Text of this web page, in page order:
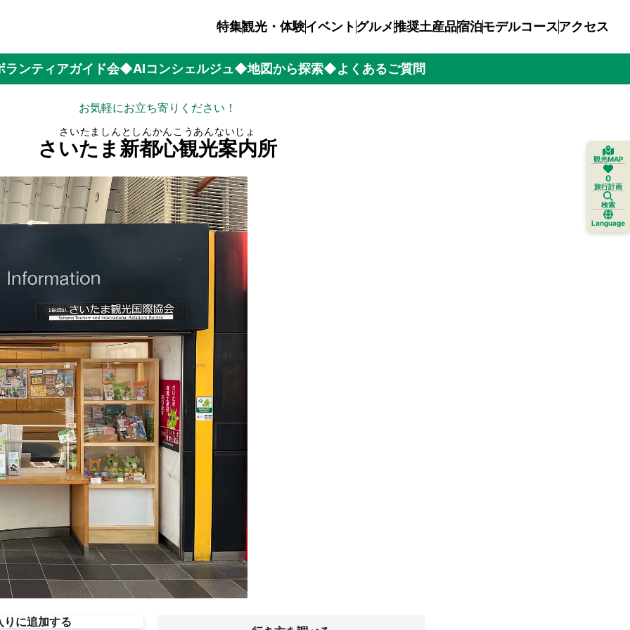
特集観光・体験イベントグルメ推奨土産品宿泊モデルコースアクセス
ンティアガイド会◆AIコンシェルジュ◆地図から探索◆よくあるご質問
お気軽にお立ち寄りください！
さいたま新都心観光案内所
さいたましんとしんかんこうあんないじょ
りに追加する
観光MAP
0
旅行計画
検索
Language